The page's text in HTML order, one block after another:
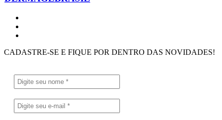
CADASTRE-SE E FIQUE POR DENTRO DAS NOVIDADES!